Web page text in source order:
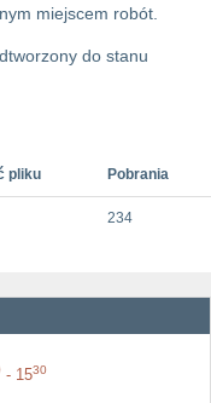
miejscem robót.
do stanu
pliku Pobrania
234
- 1530